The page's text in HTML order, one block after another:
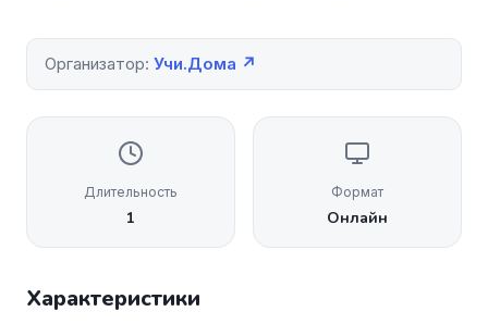
Организатор: Учи.Дома ↗
Длительность
1
Формат
Онлайн
Характеристики